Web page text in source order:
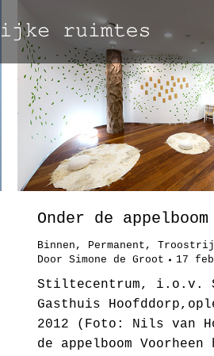
Onder de appelboom
Binnen , Permanent ,
Door Simone de Groot 17
Stiltecentrum, i.o.v.
Gasthuis
2012 (Foto: Nils van
de appelboom Voorheen